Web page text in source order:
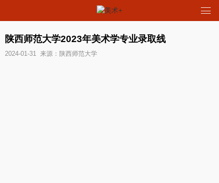
陕西师范大学2023年美术学专业录取线
2024-01-31 来源：陕西师范大学